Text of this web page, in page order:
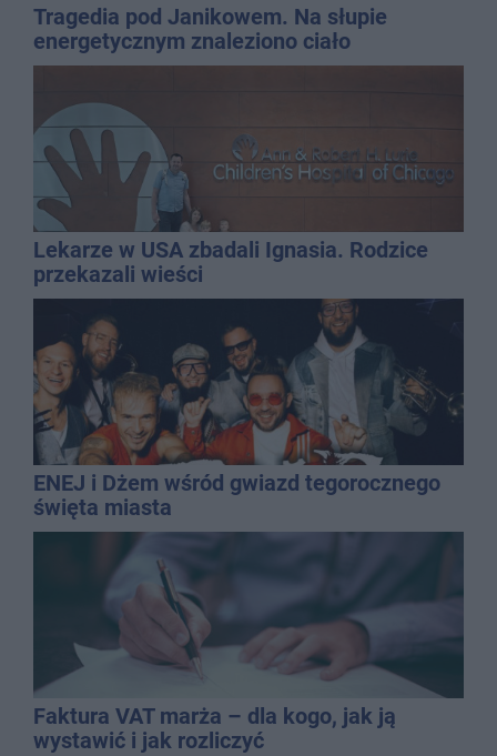
Tragedia pod Janikowem. Na słupie
energetycznym znaleziono ciało
mężczyzny
Lekarze w USA zbadali Ignasia. Rodzice
przekazali wieści
ENEJ i Dżem wśród gwiazd tegorocznego
święta miasta
Faktura VAT marża – dla kogo, jak ją
wystawić i jak rozliczyć